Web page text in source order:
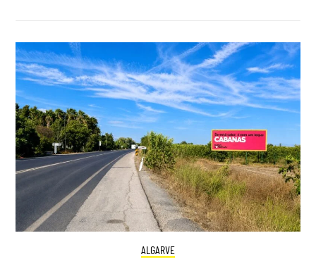
ALGARVE